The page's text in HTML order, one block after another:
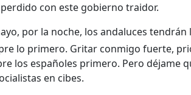
con este gobierno traidor.
por la noche, los andaluces
lo primero. Gritar conmigo fuerte,
los españoles primero. Pero déjame
en cibes.